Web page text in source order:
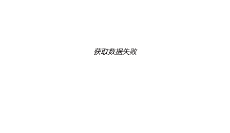
获取数据失败